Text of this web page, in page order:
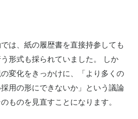
は、紙の履歴書を直接持参しても
形式も採られていました。 しか
変化をきっかけに、「より多くの
用の形にできないか」という議論
ものを見直すことになります。